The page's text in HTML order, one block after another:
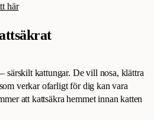
här
särskilt kattungar. De vill nosa, klättra
verkar ofarligt för dig kan vara
att kattsäkra hemmet innan katten